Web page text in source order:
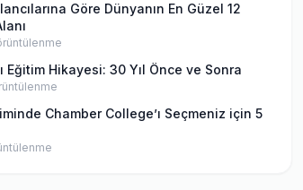
Göre Dünyanın En Güzel 12
Eğitim Hikayesi: 30 Yıl Önce ve Sonra
Chamber College’ı Seçmeniz için 5